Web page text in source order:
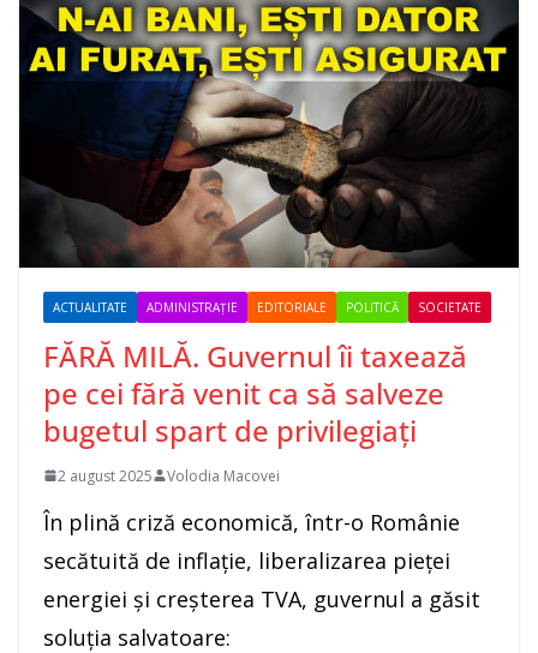
ACTUALITATE ADMINISTRAȚIE EDITORIALE POLITICĂ SOCIETATE
FĂRĂ MILĂ. Guvernul îi taxează
pe cei fără venit ca să salveze
bugetul spart de privilegiați
2 august 2025 Volodia Macovei
În plină criză economică, într-o Românie
secătuită de inflație, liberalizarea pieței
energiei și creșterea TVA, guvernul a găsit
soluția salvatoare: